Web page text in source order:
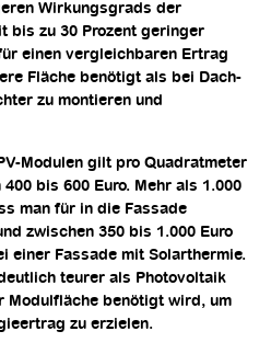
Wirkungsgrads der
bis zu 30 Prozent geringer
einen vergleichbaren Ertrag
Fläche benötigt als bei Dach-
zu montieren und
Modulen gilt pro Quadratmeter
bis 600 Euro. Mehr als 1.000
man für in die Fassade
zwischen 350 bis 1.000 Euro
einer Fassade mit Solarthermie.
teurer als Photovoltaik
Modulfläche benötigt wird, um
zu erzielen.